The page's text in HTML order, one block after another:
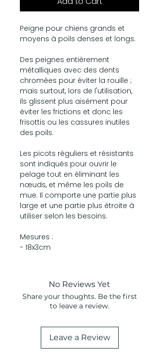
Peigne pour chiens grands et
moyens à poils denses et longs.
Des peignes entièrement
métalliques avec des dents
chromées pour éviter la rouille ;
mais surtout, lors de l'utilisation,
ils glissent plus aisément pour
éviter les frictions et donc les
frisottis ou les cassures inutiles
des poils.
Les picots réguliers et résistants
sont indiqués pour ouvrir le
pelage tout en éliminant les
nœuds, et même les poils de
mue. Il comporte une partie plus
large et une partie plus étroite à
utiliser selon les besoins.
Mesures :
- 18x3cm
No Reviews Yet
Share your thoughts. Be the first
to leave a review.
Leave a Review